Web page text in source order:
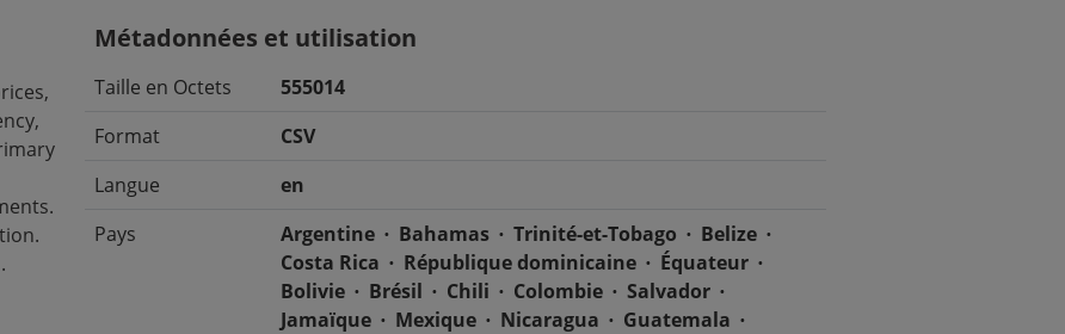
Métadonnées et utilisation
Taille en Octets
555014
Format
CSV
Langue
en
Pays
Argentine Bahamas Trinité-et-Tobago
Belize
Costa Rica
République dominicaine
Équateur
Bolivie
Brésil Chili Colombie
Salvador
Jamaïque
Mexique Nicaragua
Guatemala